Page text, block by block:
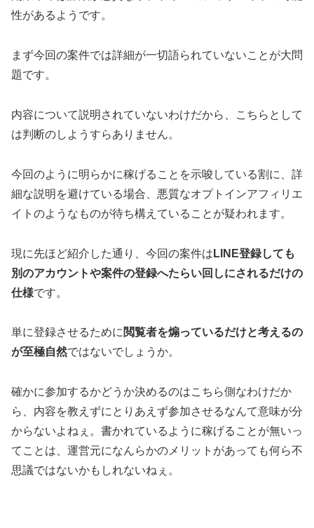
性があるようです。
まず今回の案件では詳細が一切語られていないことが大問
題です。
内容について説明されていないわけだから、こちらとして
は判断のしようすらありません。
今回のように明らかに稼げることを示唆している割に、 詳
細な説明を避けている場合、 悪質なオプトインアフィリエ
イト のようなものが待ち構えていることが疑われます。
現に先ほど紹介した通り、今回の案件は LINE登録しても
別のアカウントや案件の登録へたらい回しにされるだけの
仕様です。
単に登録させるために 閲覧者を煽っているだけと考えるの
が至極自然ではないでしょうか。
確かに参加するかどうか決めるのはこちら側なわけだか
ら、内容を教えずにとりあえず参加させるなんて意味が分
からないよねぇ。書かれているように稼げることが無いっ
てことは、運営元になんらかのメリットがあっても何ら不
思議ではないかもしれないねぇ。